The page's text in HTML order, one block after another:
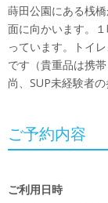
蒔田公園にある桟
面に向かいます。
っています。トイ
です（貴重品は携帯
尚、SUP未経験者
ご予約内容
ご利用日時